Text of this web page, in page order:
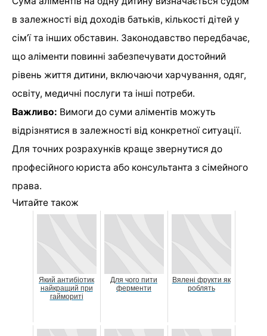
в залежності від доходів батьків, кількості дітей у
сім’ї та інших обставин. Законодавство передбачає,
що аліменти повинні забезпечувати достойний
рівень життя дитини, включаючи харчування, одяг,
освіту, медичні послуги та інші потреби.
Важливо: Вимоги до суми аліментів можуть
відрізнятися в залежності від конкретної ситуації.
Для точних розрахунків краще звернутися до
професійного юриста або консультанта з сімейного
права.
Читайте також
Який антибіотик
найкращий при
гаймориті
Для чого пити
ферменти
Вялені фрукти як
роблять